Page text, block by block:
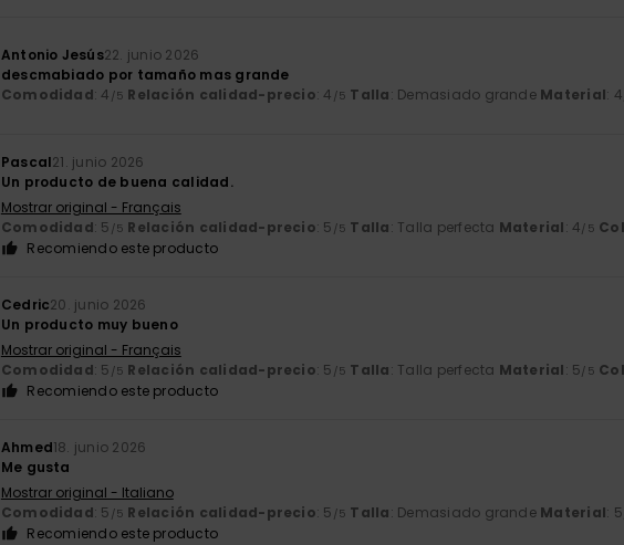
Antonio Jesús22. junio 2026
descmabiado por tamaño mas grande
Comodidad: 4 /5 Relación calidad-precio: 4 /5 Talla: Demasiado grande Material: 4
Pascal21. junio 2026
Un producto de buena calidad.
Mostrar original - Français
Comodidad: 5 /5 Relación calidad-precio: 5 /5 Talla: Talla perfecta Material: 4/5
Recomiendo este producto
Cedric20. junio 2026
Un producto muy bueno
Mostrar original - Français
Comodidad: 5 /5 Relación calidad-precio: 5 /5 Talla: Talla perfecta Material: 5/5
Recomiendo este producto
Ahmed18. junio 2026
Me gusta
Mostrar original - Italiano
Comodidad: 5 /5 Relación calidad-precio: 5 /5 Talla: Demasiado grande Material: 5
Recomiendo este producto